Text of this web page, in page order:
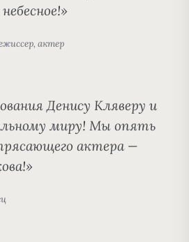
актер
Денису Кляверу и
миру! Мы опять
актера —